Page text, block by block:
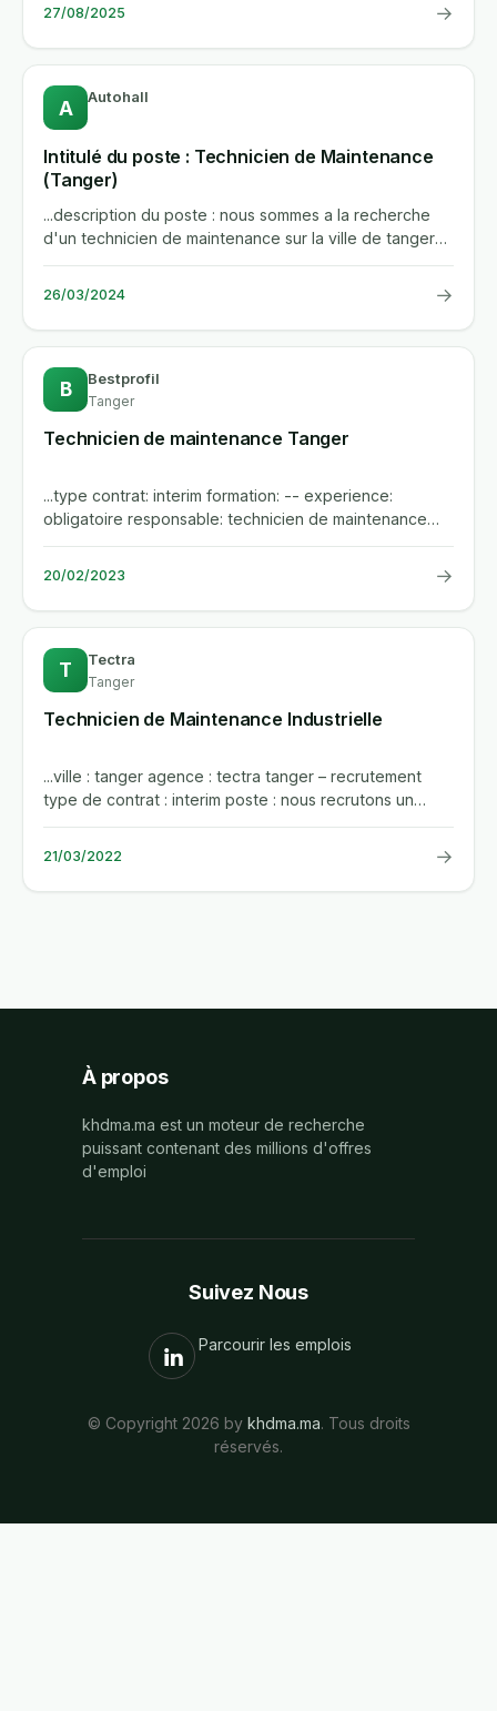
27/08/2025 →
A Autohall
Intitulé du poste : Technicien de Maintenance
(Tanger)
...description du poste : nous sommes a la recherche
d'un technicien de maintenance sur la ville de tanger
qui aura pour...
26/03/2024 →
B Bestprofil
Tanger
Technicien de maintenance Tanger
...type contrat: interim formation: -- experience:
obligatoire responsable: technicien de maintenance
tangerbest profil...
20/02/2023 →
T Tectra
Tanger
Technicien de Maintenance Industrielle
...ville : tanger agence : tectra tanger – recrutement
type de contrat : interim poste : nous recrutons un
technicien de...
21/03/2022 →
À propos
khdma.ma est un moteur de recherche
puissant contenant des millions d'offres
d'emploi
Suivez Nous
Parcourir les emplois
© Copyright 2026 by khdma.ma. Tous droits
réservés.